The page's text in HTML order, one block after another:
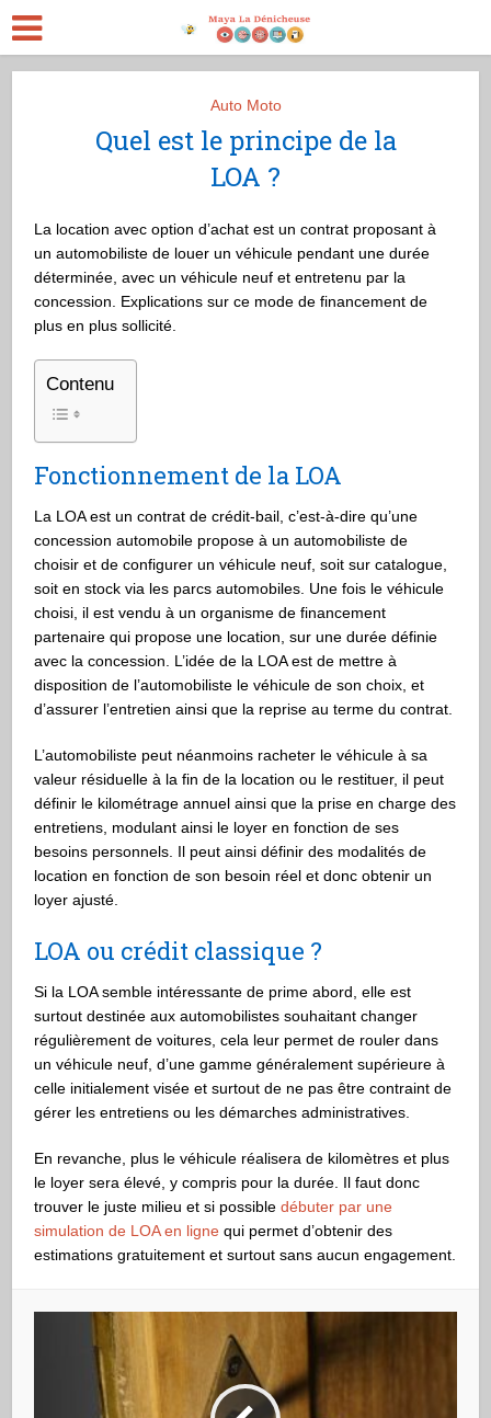
Auto Moto
Quel est le principe de la
LOA ?
La location avec option d’achat est un contrat proposant à
un automobiliste de louer un véhicule pendant une durée
déterminée, avec un véhicule neuf et entretenu par la
concession. Explications sur ce mode de financement de
plus en plus sollicité.
Contenu
Fonctionnement de la LOA
La LOA est un contrat de crédit-bail, c’est-à-dire qu’une
concession automobile propose à un automobiliste de
choisir et de configurer un véhicule neuf, soit sur catalogue,
soit en stock via les parcs automobiles. Une fois le véhicule
choisi, il est vendu à un organisme de financement
partenaire qui propose une location, sur une durée définie
avec la concession. L’idée de la LOA est de mettre à
disposition de l’automobiliste le véhicule de son choix, et
d’assurer l’entretien ainsi que la reprise au terme du contrat.
L’automobiliste peut néanmoins racheter le véhicule à sa
valeur résiduelle à la fin de la location ou le restituer, il peut
définir le kilométrage annuel ainsi que la prise en charge des
entretiens, modulant ainsi le loyer en fonction de ses
besoins personnels. Il peut ainsi définir des modalités de
location en fonction de son besoin réel et donc obtenir un
loyer ajusté.
LOA ou crédit classique ?
Si la LOA semble intéressante de prime abord, elle est
surtout destinée aux automobilistes souhaitant changer
régulièrement de voitures, cela leur permet de rouler dans
un véhicule neuf, d’une gamme généralement supérieure à
celle initialement visée et surtout de ne pas être contraint de
gérer les entretiens ou les démarches administratives.
En revanche, plus le véhicule réalisera de kilomètres et plus
le loyer sera élevé, y compris pour la durée. Il faut donc
trouver le juste milieu et si possibledébuter par une
simulation de LOA en ligne qui permet d’obtenir des
estimations gratuitement et surtout sans aucun engagement.